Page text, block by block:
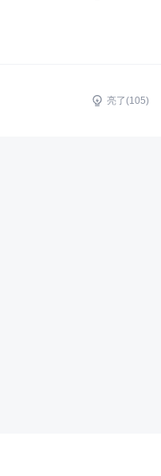
亮了(105)